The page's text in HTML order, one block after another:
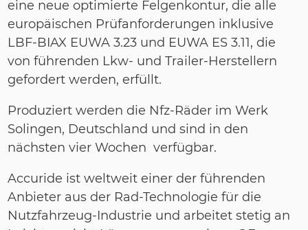
eine neue optimierte Felgenkontur, die alle
europäischen Prüfanforderungen inklusive
LBF-BIAX EUWA 3.23 und EUWA ES 3.11, die
von führenden Lkw- und Trailer-Herstellern
gefordert werden, erfüllt.
Produziert werden die Nfz-Räder im Werk
Solingen, Deutschland und sind in den
nächsten vier Wochen verfügbar.
Accuride ist weltweit einer der führenden
Anbieter aus der Rad-Technologie für die
Nutzfahrzeug-Industrie und arbeitet stetig an